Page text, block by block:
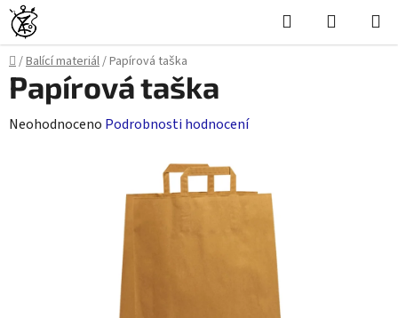
Přejít
na
obsah
Hledat
KOŠÍK
Domů
/Balící materiál/Papírová taška
Papírová taška
Průměrné
Neohodnoceno Podrobnosti hodnocení